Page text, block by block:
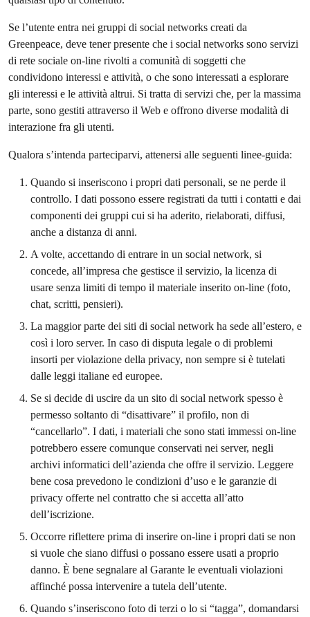
Se l’utente entra nei gruppi di social networks creati da
Greenpeace, deve tener presente che i social networks sono servizi
di rete sociale on-line rivolti a comunità di soggetti che
condividono interessi e attività, o che sono interessati a esplorare
gli interessi e le attività altrui. Si tratta di servizi che, per la massima
parte, sono gestiti attraverso il Web e offrono diverse modalità di
interazione fra gli utenti.
Qualora s’intenda parteciparvi, attenersi alle seguenti linee-guida:
Quando si inseriscono i propri dati personali, se ne perde il
controllo. I dati possono essere registrati da tutti i contatti e dai
componenti dei gruppi cui si ha aderito, rielaborati, diffusi,
anche a distanza di anni.
A volte, accettando di entrare in un social network, si
concede, all’impresa che gestisce il servizio, la licenza di
usare senza limiti di tempo il materiale inserito on-line (foto,
chat, scritti, pensieri).
La maggior parte dei siti di social network ha sede all’estero, e
così i loro server. In caso di disputa legale o di problemi
insorti per violazione della privacy, non sempre si è tutelati
dalle leggi italiane ed europee.
Se si decide di uscire da un sito di social network spesso è
permesso soltanto di “disattivare” il profilo, non di
“cancellarlo”. I dati, i materiali che sono stati immessi on-line
potrebbero essere comunque conservati nei server, negli
archivi informatici dell’azienda che offre il servizio. Leggere
bene cosa prevedono le condizioni d’uso e le garanzie di
privacy offerte nel contratto che si accetta all’atto
dell’iscrizione.
Occorre riflettere prima di inserire on-line i propri dati se non
si vuole che siano diffusi o possano essere usati a proprio
danno. È bene segnalare al Garante le eventuali violazioni
affinché possa intervenire a tutela dell’utente.
Quando s’inseriscono foto di terzi o lo si “tagga”, domandarsi